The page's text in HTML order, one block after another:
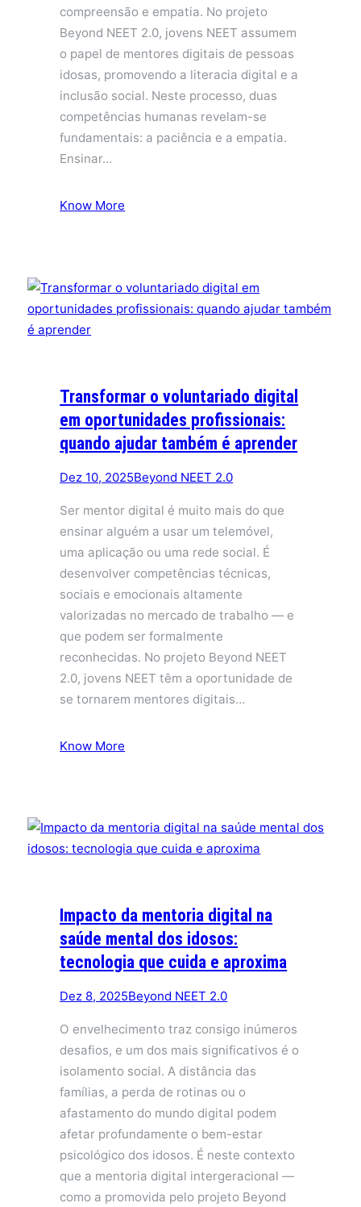
compreensão e empatia. No projeto
Beyond NEET 2.0, jovens NEET assumem
o papel de mentores digitais de pessoas
idosas, promovendo a literacia digital e a
inclusão social. Neste processo, duas
competências humanas revelam-se
fundamentais: a paciência e a empatia.
Ensinar…
Know More
Transformar o voluntariado digital
em oportunidades profissionais:
quando ajudar também é aprender
Dez 10, 2025Beyond NEET 2.0
Ser mentor digital é muito mais do que
ensinar alguém a usar um telemóvel,
uma aplicação ou uma rede social. É
desenvolver competências técnicas,
sociais e emocionais altamente
valorizadas no mercado de trabalho — e
que podem ser formalmente
reconhecidas. No projeto Beyond NEET
2.0, jovens NEET têm a oportunidade de
se tornarem mentores digitais…
Know More
Impacto da mentoria digital na
saúde mental dos idosos:
tecnologia que cuida e aproxima
Dez 8, 2025Beyond NEET 2.0
O envelhecimento traz consigo inúmeros
desafios, e um dos mais significativos é o
isolamento social. A distância das
famílias, a perda de rotinas ou o
afastamento do mundo digital podem
afetar profundamente o bem-estar
psicológico dos idosos. É neste contexto
que a mentoria digital intergeracional —
como a promovida pelo projeto Beyond